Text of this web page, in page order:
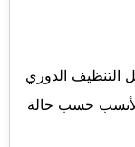
التنظيف الدوري
الأنسب حسب حالة